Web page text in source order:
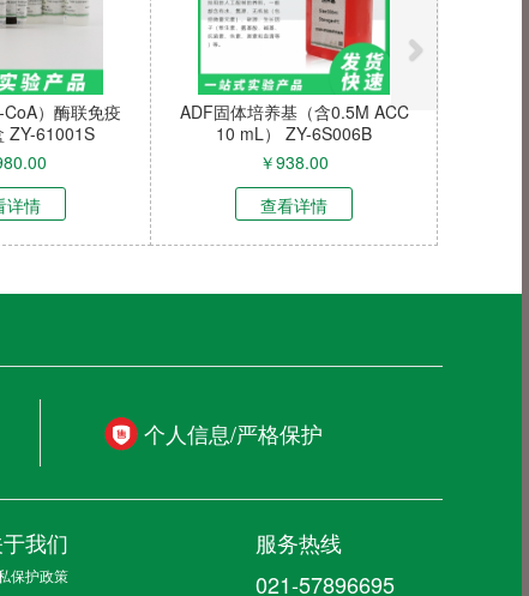
细胞）
TE-LiAc Solution (TE-乙酸锂溶
液), 1X ZY-680934R
400.00
查看详情
禽轮状病毒A
RT-PCR试
个人信息/严格保护
我们
保护政策
服务热线
021-57896695